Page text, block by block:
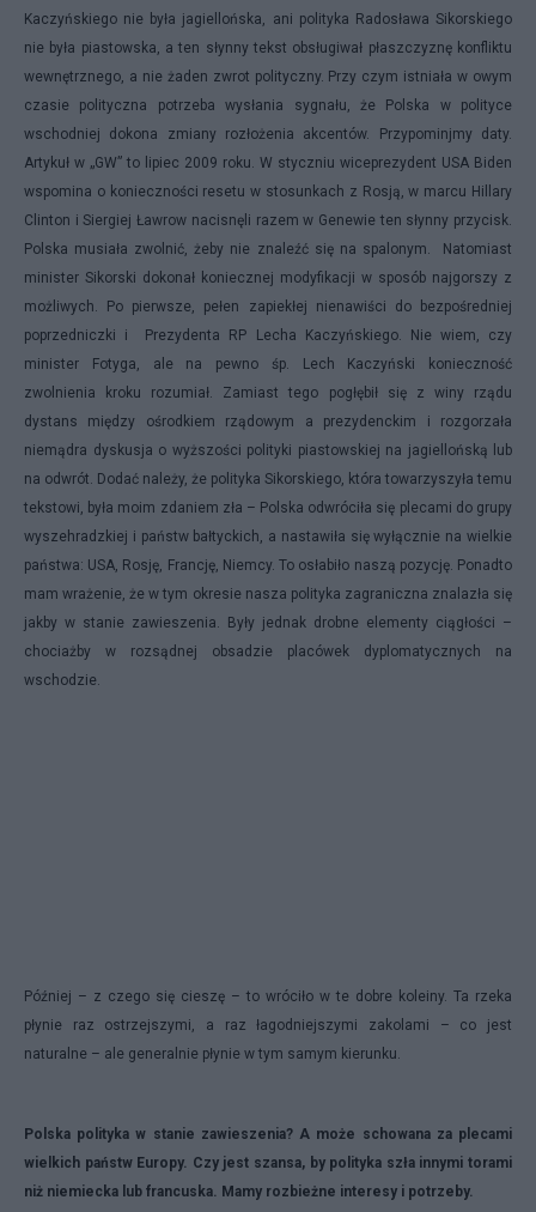
Kaczyńskiego nie była jagiellońska, ani polityka Radosława Sikorskiego
nie była piastowska, a ten słynny tekst obsługiwał płaszczyznę konfliktu
wewnętrznego, a nie żaden zwrot polityczny. Przy czym istniała w owym
czasie polityczna potrzeba wysłania sygnału, że Polska w polityce
wschodniej dokona zmiany rozłożenia akcentów. Przypominjmy daty.
Artykuł w „GW” to lipiec 2009 roku. W styczniu wiceprezydent USA Biden
wspomina o konieczności resetu w stosunkach z Rosją, w marcu Hillary
Clinton i SiergiejŁawrow nacisnęli razem w Genewie ten słynny przycisk.
Polska musiała zwolnić, żeby nie znaleźć się na spalonym. Natomiast
minister Sikorski dokonał koniecznej modyfikacji w sposób najgorszy z
możliwych. Po pierwsze, pełen zapiekłej nienawiści do bezpośredniej
poprzedniczki i Prezydenta RP Lecha Kaczyńskiego. Nie wiem, czy
minister Fotyga, ale na pewno śp. Lech Kaczyński konieczność
zwolnienia kroku rozumiał. Zamiast tego pogłębił się z winy rządu
dystans między ośrodkiem rządowym a prezydenckim i rozgorzała
niemądra dyskusja o wyższości polityki piastowskiej na jagiellońską lub
na odwrót. Dodać należy, że polityka Sikorskiego, która towarzyszyła temu
tekstowi, była moim zdaniem zła – Polska odwróciła się plecami do grupy
wyszehradzkiej i państw bałtyckich, a nastawiła się wyłącznie na wielkie
państwa: USA, Rosję, Francję, Niemcy. To osłabiło naszą pozycję. Ponadto
mam wrażenie, że w tym okresie nasza polityka zagraniczna znalazła się
jakby w stanie zawieszenia. Były jednak drobne elementy ciągłości –
chociażby w rozsądnej obsadzie placówek dyplomatycznych na
wschodzie.
Później – z czego się cieszę – to wróciło w te dobre koleiny. Ta rzeka
płynie raz ostrzejszymi, a raz łagodniejszymi zakolami – co jest
naturalne – ale generalnie płynie w tym samym kierunku.
Polska polityka w stanie zawieszenia? A może schowana za plecami
wielkich państw Europy. Czy jest szansa, by polityka szła innymi torami
niż niemiecka lub francuska. Mamy rozbieżne interesy i potrzeby.